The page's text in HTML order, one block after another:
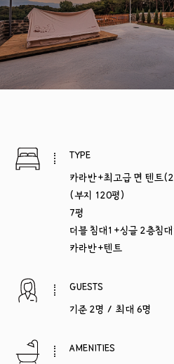
TYPE
카라반+최고급 면 텐트
(부지 120평)
7평
더블 침대1+싱글 2층침
카라반+텐트
GUESTS
기준 2명 / 최대 6명
AMENITIES